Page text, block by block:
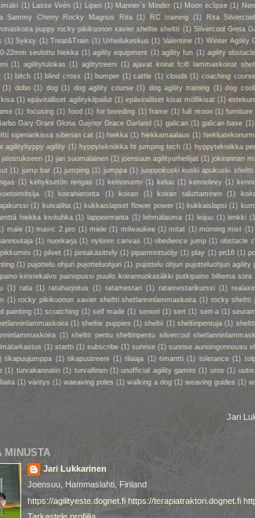
(1) Lasse Virén (1) Liperi (1) Manner´s Minder (1) Moon eclipse (1)
Sammy Cherry Rocky Magnus Rita (1) RC training (1) Rita
puppy rocky pikikuonon xavier sheltie sheltti (1) Silvercool Greta
(1) Syksy (1) Treat&Train (1) Urheilukeskus (1) Valentine (1) Winter Agility
22mm seulottu hiekka (1) agility equipment (1) agility fun (1) agility obstacle
(1) agilitytulokas (1) aglitytreeni (1) ajavat koirat fci6 lammaskoirat
(1) bitch (1) blind cross (1) bumper (1) cattle (1) clouds (1) coaching course
(1) dobo (1) dog (1) dog agility course (1) dog agility training (1) dog
kisa (1) epäviralliset agilitykilpailut (1) epäviralliset kisat möllikisat (1)
(1) focusing (1) food (1) for breeding (1) frame (1) full moon (1) furniture
Gary Grant Gloria Gaynor Grace Garland (1) galican (1) galican base (1)
siperiankissa siberian cat (1) hiekka (1) hiekkamaalaus (1)
agilityhyppy agility (1) hyppytekniikka ht jumping tech (1) hyppytekniikka
jalostukseen (1) jari suomalainen (1) joensuun agilityurheilijat (1) jokirannan
(1) jump bar (1) jumping (1) jumppa (1) juoppokuski kuski apukuski sheltti
(1) kehyksetön rengas (1) keinonurmi (1) keluu (1) kennolevy (1)
koetoimitsija (1) koirahieronta (1) koiran (1) koiran taluttaminen (1)
(1) kuivaliha (1) kukkaislapset flower power (1) kukkaislapsi (1)
hiekka kivituhka (1) lappeenranta (1) lehmälauma (1) leijuu (1) lenkki
male (1) mavic 2 pro (1) miele (1) milwaukee (1) mitat (1) morning mist (1)
(1) nuorkarja (1) nylonm canvas (1) obedience jump (1) obstacle
pikkumini (1) pilvet (1) pintakäsittely (1) piparminttuöljy (1) play (1) pn16 (1)
(1) pujottelu ohjuri pujotteluohjuri (1) pujottelu ohjuri pujotteluohjuri agility
kiristekalvo painopussi puuilo koiranruokasäkki putkipaino biltema sora
(1) rata (1) rataharjoitus (1) ratamestari (1) ratamestarikurssi (1)
(1) rocky pikikuonon xavier sheltti shetlanninlammaskoira (1) rocky sheltti
painting (1) scratching (1) self made (1) seniori (1) sert (1) sert-a (1)
(1) sheltie puppies (1) sheltii (1) sheltinpentuja (1)
(1) sheltti pentu sheltinpentu silvercool
(1) startti (1) subscribe (1) sunrise (1) sunrise aurioingonnousu
tikapuujumppa (1) tikapuutreeni (1) tilaaja (1) timantti (1) tolerance (1)
(1) turvakannatin (1) turvallinen (1) unofficial agility games (1) uros (1)
(1) väritys (1) waeaving poles (1) walking a dog (1) weaving guides (1)
Jari
MINUSTA
Jari Lukkarinen
Joensuu, Hammaslahti, Finland
https://agilityeste.dognet.fi https://terapiatraktori.dognet.fi